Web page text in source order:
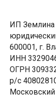
ИП Землина
600001, г.
ИНН
ОГРН
р/с